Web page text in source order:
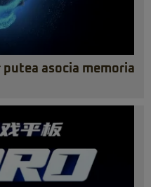
putea asocia memoria